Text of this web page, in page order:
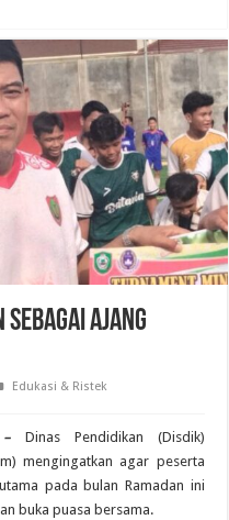
Tunjangan Pemdes dan BPD di
Sebagai Ajang
Edukasi & Ristek
Dinas Pendidikan (Disdik)
mengingatkan agar peserta
pada bulan Ramadan ini
buka puasa bersama.